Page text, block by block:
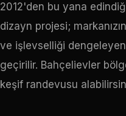
2012'den bu yana
dizayn projesi;
ve işlevselliği
geçirilir. Bahçelievler
keşif randevusu